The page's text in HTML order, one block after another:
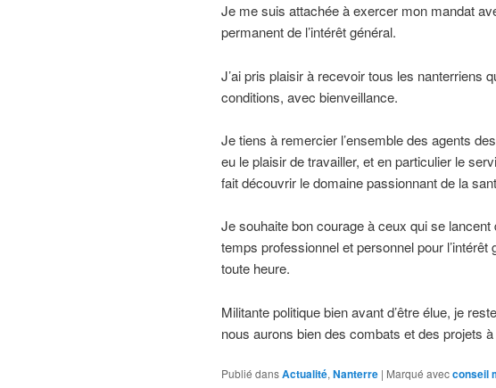
Je me suis attachée à exercer mon mandat
permanent de l’intérêt général.
J’ai pris plaisir à recevoir tous les nanterriens
conditions, avec bienveillance.
Je tiens à remercier l’ensemble des agents
eu le plaisir de travailler, et en particulier le
fait découvrir le domaine passionnant de la
Je souhaite bon courage à ceux qui se
temps professionnel et personnel pour
toute heure.
Militante politique bien avant d’être élue, je
nous aurons bien des combats et des projets
Publié dansActualité, Nanterre | Marqué avecconseil